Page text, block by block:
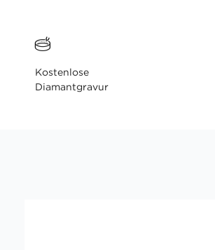
Kostenlose
Diamantgravur